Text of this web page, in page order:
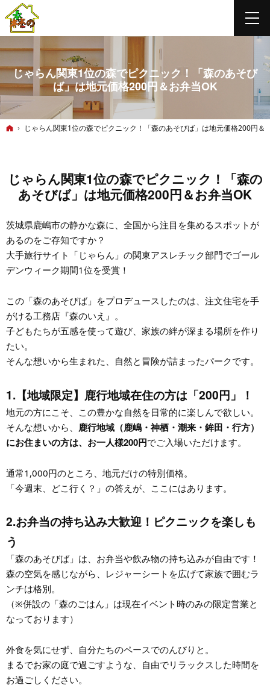
じゃらん関東1位の森でピクニック！「森のあそび
ば」は地元価格200円＆お弁当OK
ホーム
じゃらん関東1位の森でピクニック！「森のあそびば」は地元価格200円＆
じゃらん関東1位の森でピクニック！「森の
あそびば」は地元価格200円＆お弁当OK
茨城県鹿嶋市の静かな森に、全国から注目を集めるスポットが
あるのをご存知ですか？
大手旅行サイト「じゃらん」の関東アスレチック部門でゴール
デンウィーク期間1位を受賞！
この「森のあそびば」をプロデュースしたのは、注文住宅を手
がける工務店『森のいえ』。
子どもたちが五感を使って遊び、家族の絆が深まる場所を作り
たい。
そんな想いから生まれた、自然と冒険が詰まったパークです。
1.【地域限定】鹿行地域在住の方は「200円」！
地元の方にこそ、この豊かな自然を日常的に楽しんで欲しい。
そんな想いから、 鹿行地域（鹿嶋・神栖・潮来・鉾田・行方）
にお住まいの方は、お一人様200円でご入場いただけます。
通常1,000円のところ、地元だけの特別価格。
「今週末、どこ行く？」の答えが、ここにはあります。
2.お弁当の持ち込み大歓迎！ピクニックを楽しも
う
「森のあそびば」は、お弁当や飲み物の持ち込みが自由です！
森の空気を感じながら、レジャーシートを広げて家族で囲むラ
ンチは格別。
（※併設の「森のごはん」は現在イベント時のみの限定営業と
なっております）
外食を気にせず、自分たちのペースでのんびりと。
まるでお家の庭で過ごすような、自由でリラックスした時間を
お過ごしください。